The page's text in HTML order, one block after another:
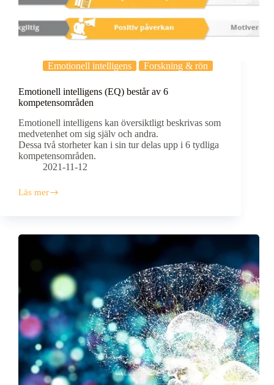
Emotionell intelligens Forskning & rön
Emotionell intelligens (EQ) består av 6
kompetensområden
Emotionell intelligens kan översiktligt beskrivas som
medvetenhet om sig själv och andra.
Dessa två storheter kan i sin tur delas upp i 6 tydliga
kompetensområden.
2021-11-12
Läs mer
Emotionell
av